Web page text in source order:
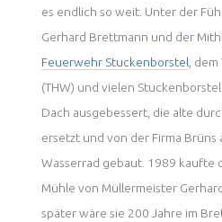
es endlich so weit. Unter der
Gerhard Brettmann und der
Feuerwehr Stuckenborstel,
(THW) und vielen
Dach ausgebessert, die alte
ersetzt und von der Firma Brüns
Wasserrad gebaut. 1989 kaufte
Mühle von Müllermeister
später wäre sie 200 Jahre im